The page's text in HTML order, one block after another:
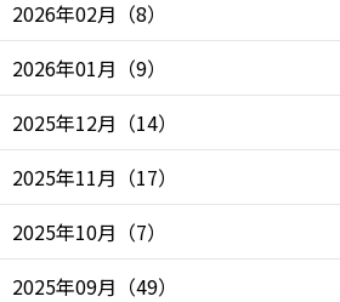
2026年02月 （8）
2026年01月 （9）
2025年12月 （14）
2025年11月 （17）
2025年10月 （7）
2025年09月 （49）